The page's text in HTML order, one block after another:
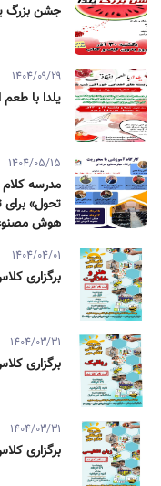
جشن بزرگ
1404/09/29
یلدا با طعم
1404/05/15
مدرسه کلام
تحول»
هوش
1404/04/01
برگزاری
1404/03/31
برگزاری
1404/03/31
برگزاری